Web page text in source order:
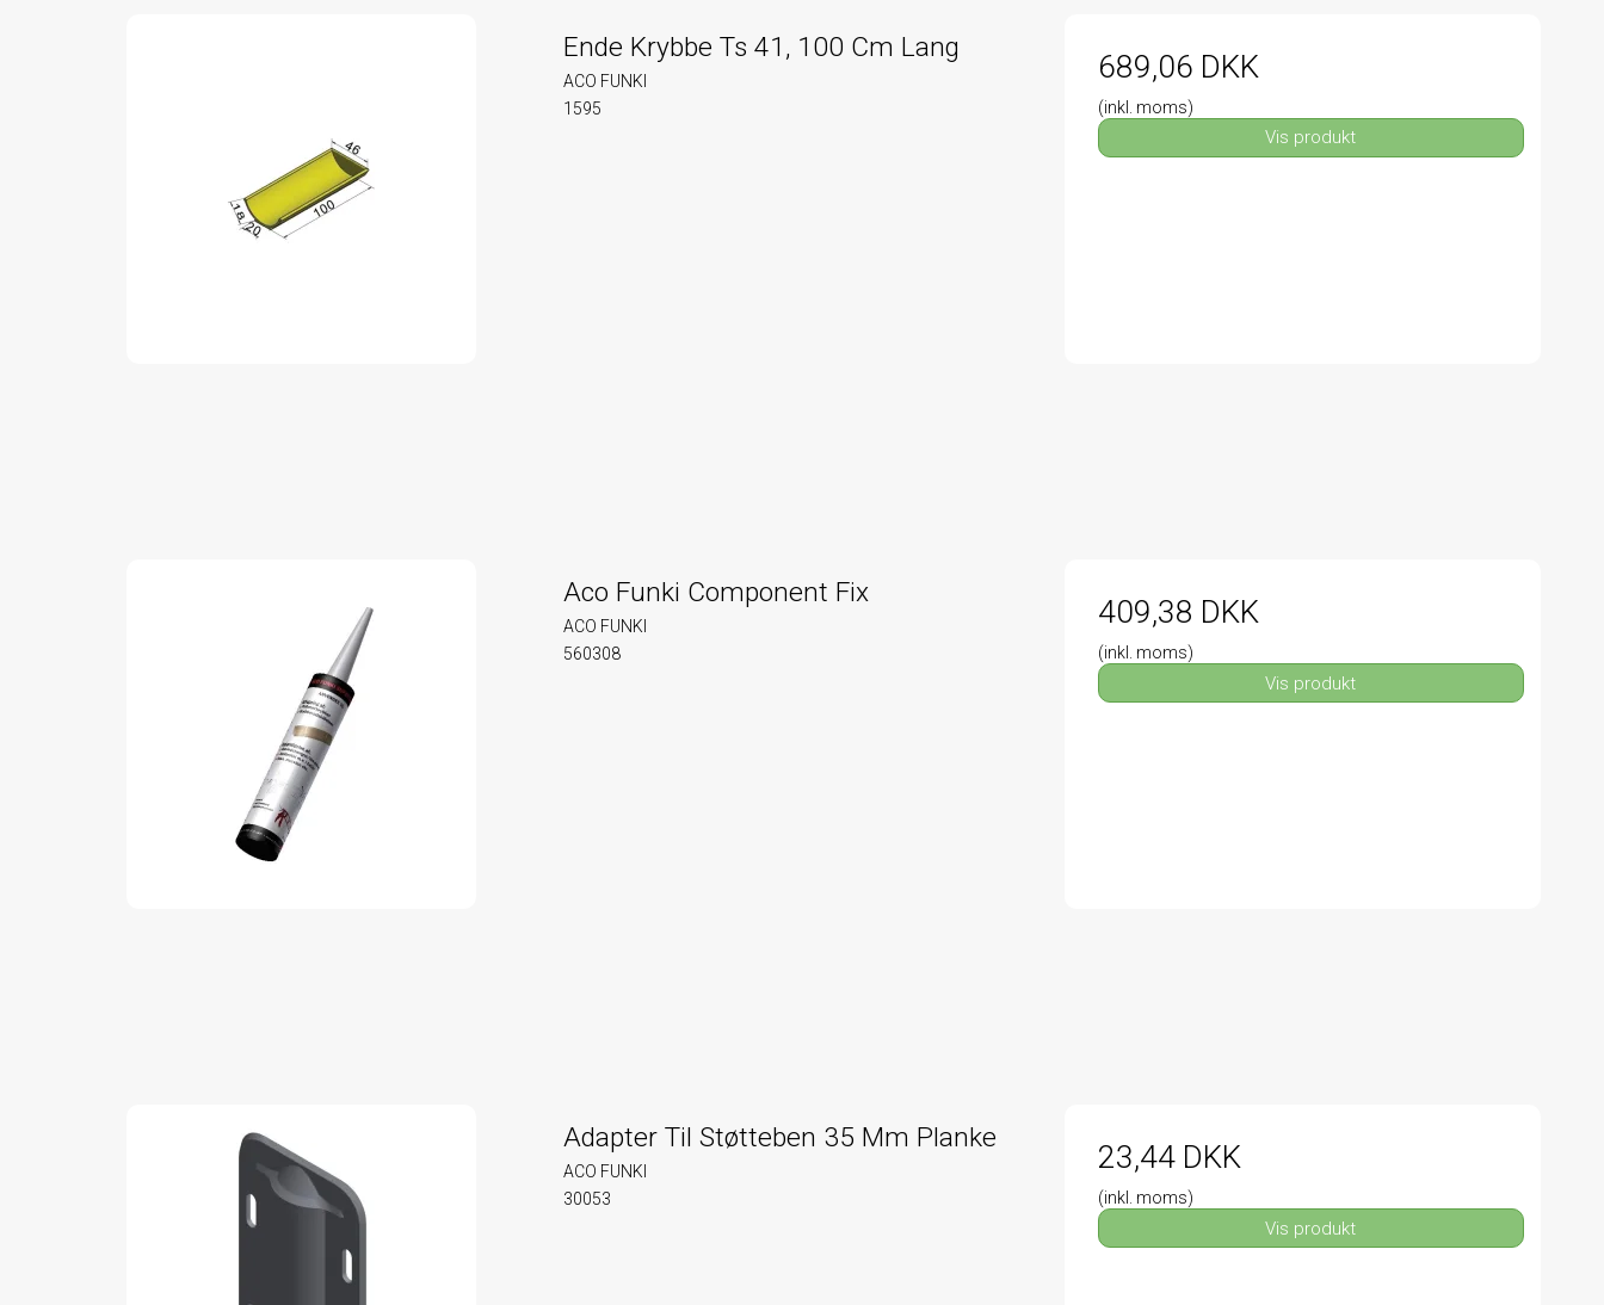
Ende Krybbe Ts 41, 100 Cm Lang
ACO FUNKI
1595
689,06 DKK
(inkl. moms)
Vis produkt
Aco Funki Component Fix
ACO FUNKI
560308
409,38 DKK
(inkl. moms)
Vis produkt
Adapter Til Støtteben 35 Mm Planke
ACO FUNKI
30053
23,44 DKK
(inkl. moms)
Vis produkt